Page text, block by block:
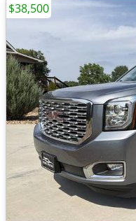
$38,500